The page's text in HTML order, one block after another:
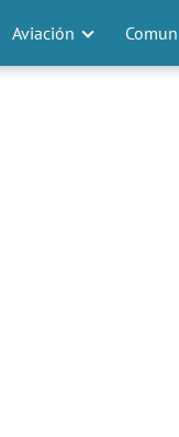
Aviación